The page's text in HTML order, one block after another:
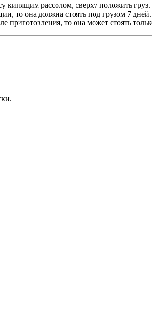
кипящим рассолом, сверху положить груз.
то она должна стоять под грузом 7
приготовления, то она может стоять